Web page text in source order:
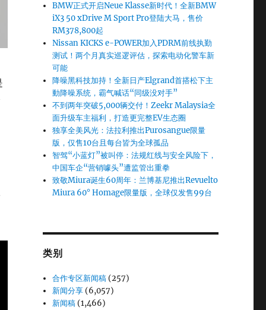
BMW正式开启Neue Klasse新时代！全新BMW
iX3 50 xDrive M Sport Pro登陆大马，售价
RM378,800起
Nissan KICKS e-POWER加入PDRM前线执勤
测试！两个月真实巡逻评估，探索电动化警车新
可能
降噪黑科技加持！全新日产Elgrand首搭松下主
動降噪系统，霸气喊话“同级没对手”
不到两年突破5,000辆交付！Zeekr Malaysia全
面升级车主福利，打造更完整EV生态圈
独享全美风光：法拉利推出Purosangue限量
版，仅售10台且每台皆为全球孤品
智驾“小蓝灯”被叫停：法规红线与安全风险下，
中国车企“营销噱头”遭监管出重拳
致敬Miura诞生60周年：兰博基尼推出Revuelto
Miura 60° Homage限量版，全球仅发售99台
类别
合作专区新闻稿 (257)
新闻分享 (6,057)
新闻稿 (1,466)